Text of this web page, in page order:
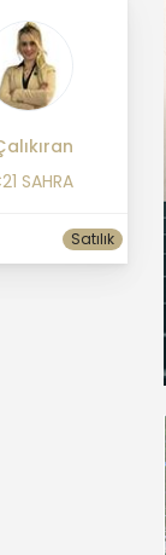
SAHRA
Satılık